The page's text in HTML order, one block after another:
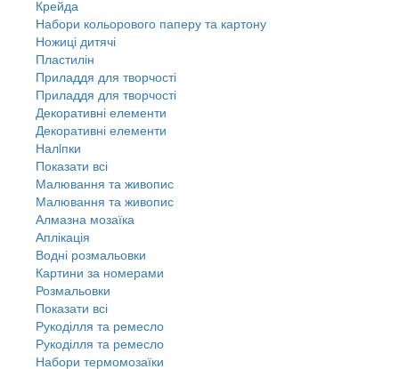
Крейда
Набори кольорового паперу та картону
Ножиці дитячі
Пластилін
Приладдя для творчості
Приладдя для творчості
Декоративні елементи
Декоративні елементи
Налiпки
Показати всі
Малювання та живопис
Малювання та живопис
Алмазна мозаїка
Аплікація
Водні розмальовки
Картини за номерами
Розмальовки
Показати всі
Рукоділля та ремесло
Рукоділля та ремесло
Набори термомозаїки